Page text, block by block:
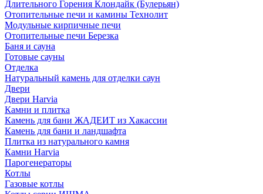
Длительного Горения Клондайк (Булерьян)
Отопительные печи и камины Технолит
Модульные кирпичные печи
Отопительные печи Березка
Баня и сауна
Готовые сауны
Отделка
Натуральный камень для отделки саун
Двери
Двери Harvia
Камни и плитка
Камень для бани ЖАДЕИТ из Хакассии
Камень для бани и ландшафта
Плитка из натурального камня
Камни Harvia
Парогенераторы
Котлы
Газовые котлы